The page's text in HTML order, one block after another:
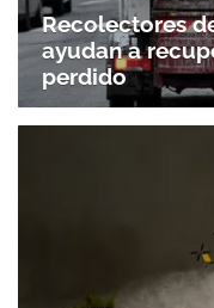
Recolectores
ayudan a
perdido